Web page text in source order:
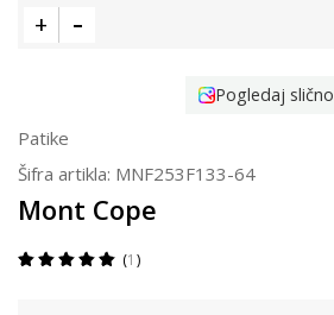
Pogledaj slično
Patike
Šifra artikla: MNF253F133-64
Mont Cope
1